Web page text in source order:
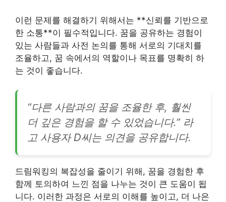
이런 문제를 해결하기 위해서는 **신뢰를 기반으로
한 소통**이 필수적입니다. 꿈을 공유하는 경험이
있는 사람들과 사전 논의를 통해 서로의 기대치를
조율하고, 꿈 속에서의 역할이나 목표를 명확히 하
는 것이 좋습니다.
“다른 사람과의 꿈을 조율한 후, 훨씬
더 깊은 경험을 할 수 있었습니다.” 라
고 사용자 D씨는 의견을 공유합니다.
드림워킹의 복잡성을 줄이기 위해, 꿈을 경험한 후
함께 토의하여 느낀 점을 나누는 것이 큰 도움이 됩
니다. 이러한 과정은 서로의 이해를 높이고, 더 나은